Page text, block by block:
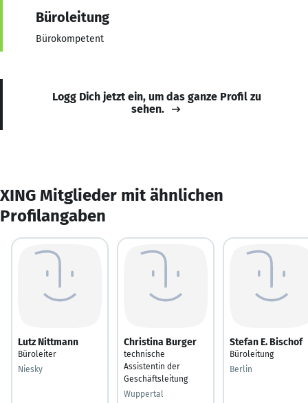
Büroleitung
Bürokompetent
Logg Dich jetzt ein, um das ganze Profil zu
sehen.
XING Mitglieder mit ähnlichen
Profilangaben
Lutz Nittmann
Büroleiter
Niesky
Christina Burger
technische
Assistentin der
Geschäftsleitung
Wuppertal
Stefan E. Bischof
Büroleitung
Berlin